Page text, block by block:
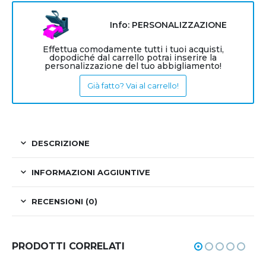
Info: PERSONALIZZAZIONE
Effettua comodamente tutti i tuoi acquisti,
dopodiché dal carrello potrai inserire la
personalizzazione del tuo abbigliamento!
Già fatto? Vai al carrello!
DESCRIZIONE
INFORMAZIONI AGGIUNTIVE
RECENSIONI (0)
PRODOTTI CORRELATI